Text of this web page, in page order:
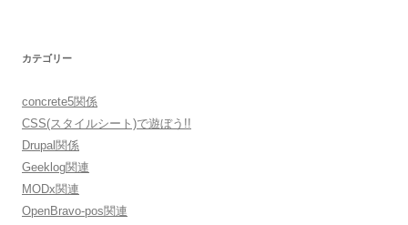
カテゴリー
concrete5関係
CSS(スタイルシート)で遊ぼう!!
Drupal関係
Geeklog関連
MODx関連
OpenBravo-pos関連